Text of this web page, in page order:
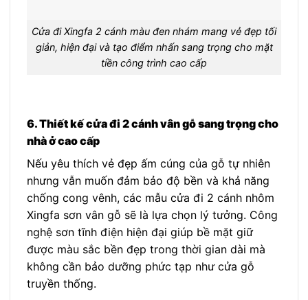
Cửa đi Xingfa 2 cánh màu đen nhám mang vẻ đẹp tối
giản, hiện đại và tạo điểm nhấn sang trọng cho mặt
tiền công trình cao cấp
6. Thiết kế cửa đi 2 cánh vân gỗ sang trọng cho
nhà ở cao cấp
Nếu yêu thích vẻ đẹp ấm cúng của gỗ tự nhiên
nhưng vẫn muốn đảm bảo độ bền và khả năng
chống cong vênh, các mẫu cửa đi 2 cánh nhôm
Xingfa sơn vân gỗ sẽ là lựa chọn lý tưởng. Công
nghệ sơn tĩnh điện hiện đại giúp bề mặt giữ
được màu sắc bền đẹp trong thời gian dài mà
không cần bảo dưỡng phức tạp như cửa gỗ
truyền thống.